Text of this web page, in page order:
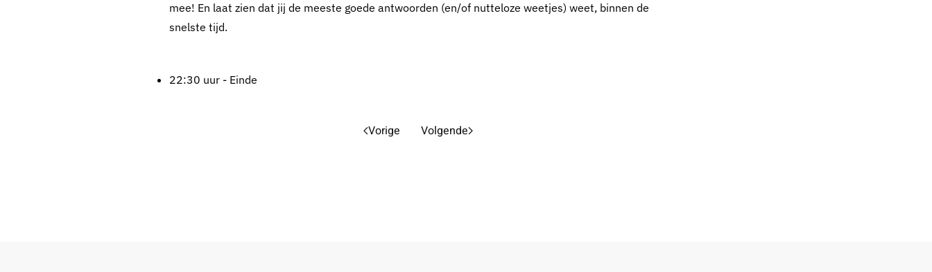
mee! En laat zien dat jij de meeste goede antwoorden (en/of nutteloze weetjes) weet, binnen de
snelste tijd.
22:30 uur - Einde
Vorige Volgende